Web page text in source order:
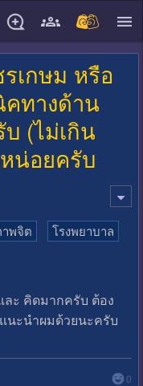
เกษม หรือ
คทางด้าน
(ไม่เกิน
น่อยครับ
พจิต
โรงพยาบาล
ละ คิดมากครับ ต้อง
นะนำผมด้วยนะครับ
0
close